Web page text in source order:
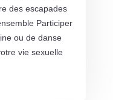
des escapades
Participer
ou de danse
vie sexuelle